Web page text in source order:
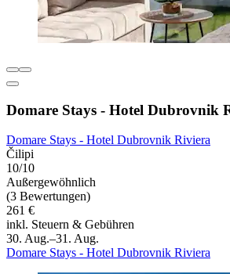
Domare Stays - Hotel Dubrovnik
Domare Stays - Hotel Dubrovnik Riviera
Čilipi
10/10
Außergewöhnlich
(3 Bewertungen)
261 €
inkl. Steuern & Gebühren
30. Aug.–31. Aug.
Domare Stays - Hotel Dubrovnik Riviera